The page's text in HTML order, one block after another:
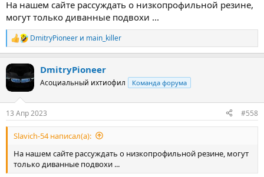
На нашем сайте рассуждать о низкопрофильной резине,
могут только диванные подвохи ...
Р
е
к
ц
и
DmitryPioneer и main_killer
DmitryPioneer
Асоциальный ихтиофил Команда форума
13 Апр 2023 #558
Slavich-54 написал(а):
На нашем сайте рассуждать о низкопрофильной резине, могут
только диванные подвохи ...